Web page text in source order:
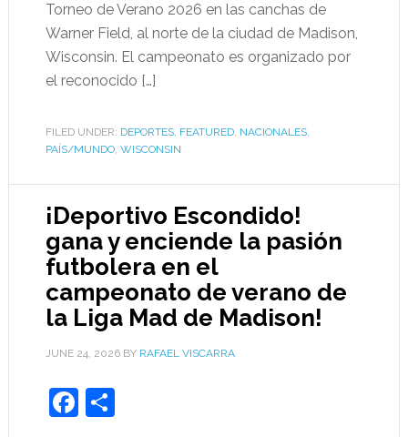
Torneo de Verano 2026 en las canchas de
Warner Field, al norte de la ciudad de Madison,
Wisconsin. El campeonato es organizado por
el reconocido […]
FILED UNDER: DEPORTES, FEATURED, NACIONALES,
PAÍS/MUNDO, WISCONSIN
¡Deportivo Escondido!
gana y enciende la pasión
futbolera en el
campeonato de verano de
la Liga Mad de Madison!
JUNE 24, 2026BY RAFAEL VISCARRA
Facebook
Share